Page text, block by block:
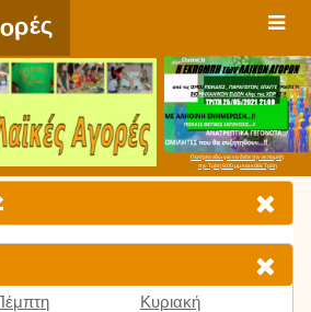
Πατήστε εδώ για να δείτε την εκπομπή
την Τρίτη 9:00 μμ και κάθε Τρίτη
Κυριακή